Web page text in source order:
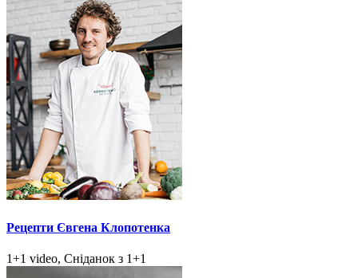
Рецепти Євгена Клопотенка
1+1 video, Сніданок з 1+1